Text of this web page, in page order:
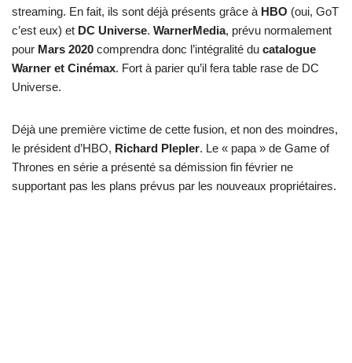
streaming. En fait, ils sont déjà présents grâce à HBO (oui, GoT
c’est eux) et DC Universe. WarnerMedia, prévu normalement
pour Mars 2020 comprendra donc l’intégralité du catalogue
Warner et Cinémax. Fort à parier qu’il fera table rase de DC
Universe.
Déjà une première victime de cette fusion, et non des moindres,
le président d’HBO, Richard Plepler. Le « papa » de Game of
Thrones en série a présenté sa démission fin février ne
supportant pas les plans prévus par les nouveaux propriétaires.